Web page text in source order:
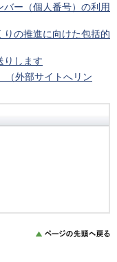
ー（個人番号）の利用
の推進に向けた包括的
りします
（外部サイトへリン